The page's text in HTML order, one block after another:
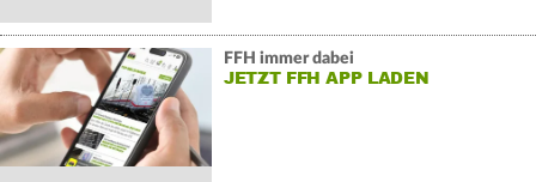
FFH immer dabei
JETZT FFH APP LADEN